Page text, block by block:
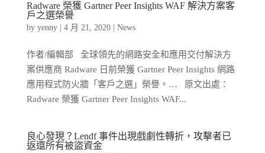
Radware 榮獲 Gartner Peer Insights WAF 解決方案客
戶之選榮譽
by yenny| 4 月 21, 2020| News
作者/編輯部 全球領先的網路安全和應用交付解決方
案供應商 Radware 日前榮獲 Gartner Peer Insights 網路
應用程式防火牆「客戶之選」榮譽。… 原文出處：
Radware 榮獲 Gartner Peer Insights WAF...
良心發現？Lendf 事件出現戲劇性轉折，攻擊者已
返還所有被盜資金